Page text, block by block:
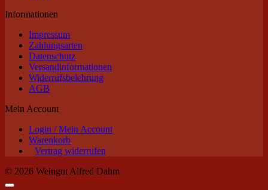
Informationen
Impressum
Zahlungsarten
Datenschutz
Versandinformationen
Widerrufsbelehrung
AGB
Mein Account
Login / Mein Account
Warenkorb
Vertrag widerrufen
© 2026 Weingut Alfred Dahm